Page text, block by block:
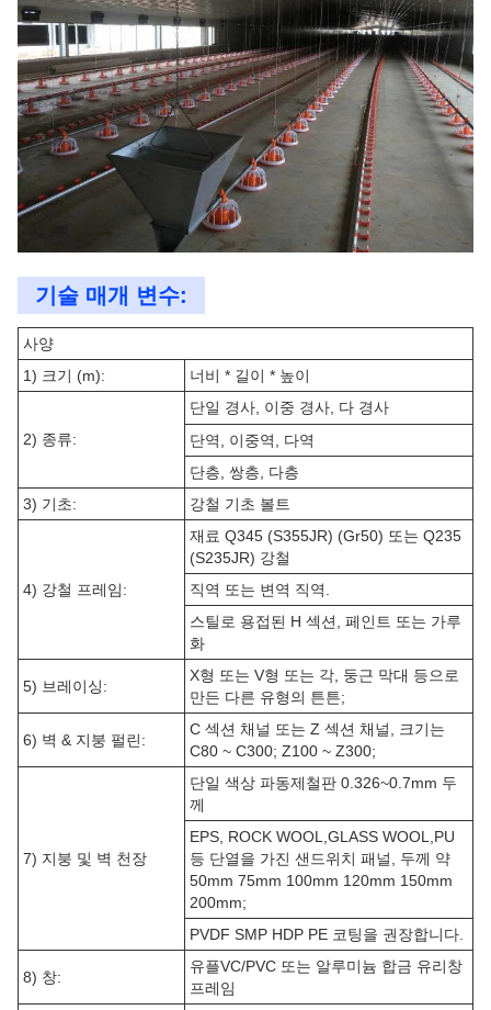
기술 매개 변수:
사양
1) 크기 (m):
너비 * 길이 * 높이
2) 종류:
단일 경사, 이중 경사, 다 경사
단역, 이중역, 다역
단층, 쌍층, 다층
3) 기초:
강철 기초 볼트
4) 강철 프레임:
재료 Q345 (S355JR) (Gr50) 또는 Q235
(S235JR) 강철
직역 또는 변역 직역.
스틸로 용접된 H 섹션, 페인트 또는 가루
화
5) 브레이싱:
X형 또는 V형 또는 각, 둥근 막대 등으로
만든 다른 유형의 튼튼;
6) 벽 & 지붕 펄린:
C 섹션 채널 또는 Z 섹션 채널, 크기는
C80 ~ C300; Z100 ~ Z300;
7) 지붕 및 벽 천장
단일 색상 파동제철판 0.326~0.7mm 두
께
EPS, ROCK WOOL,GLASS WOOL,PU
등 단열을 가진 샌드위치 패널, 두께 약
50mm 75mm 100mm 120mm 150mm
200mm;
PVDF SMP HDP PE 코팅을 권장합니다.
8) 창:
유플VC/PVC 또는 알루미늄 합금 유리창
프레임